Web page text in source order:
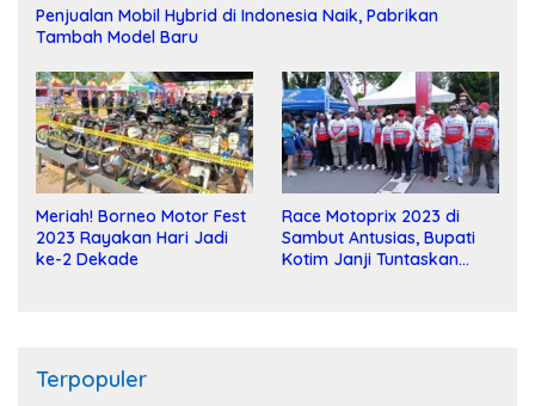
Penjualan Mobil Hybrid di Indonesia Naik, Pabrikan
Tambah Model Baru
Meriah! Borneo Motor Fest
2023 Rayakan Hari Jadi
ke-2 Dekade
Race Motoprix 2023 di
Sambut Antusias, Bupati
Kotim Janji Tuntaskan
Terpopuler